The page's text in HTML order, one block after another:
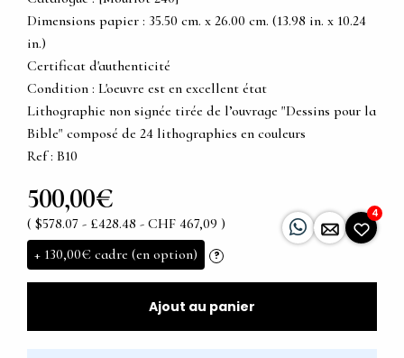
Dimensions papier : 35.50 cm. x 26.00 cm. (13.98 in. x 10.24
in.)
Certificat d'authenticité
Condition : L'oeuvre est en excellent état
Lithographie non signée tirée de l’ouvrage "Dessins pour la
Bible" composé de 24 lithographies en couleurs
Ref : B10
500,00€
( $578.07 - £428.48 - CHF 467,09 )
+ 130,00€ cadre (en option) ?
4
Ajout au panier